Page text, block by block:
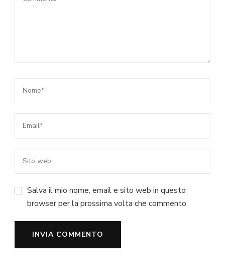
Salva il mio nome, email e sito web in questo
browser per la prossima volta che commento.